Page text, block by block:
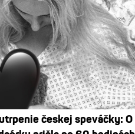
českej speváčky: O